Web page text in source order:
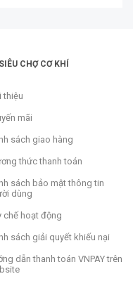
CHỢ CƠ KHÍ
thiệu
mãi
sách giao hàng
thức thanh toán
sách bảo mật thông tin
dùng
chế hoạt động
sách giải quyết khiếu nại
dẫn thanh toán VNPAY trên